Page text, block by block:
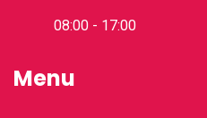
08:00 - 17:00
Menu